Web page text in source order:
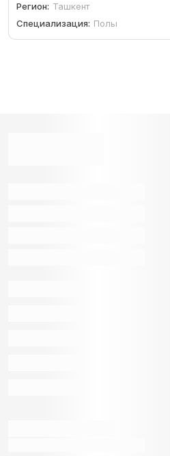
Регион: Ташкент
Специализация: Полы